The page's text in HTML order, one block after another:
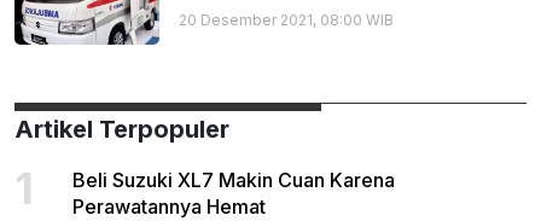
20 Desember 2021, 08:00 WIB
Artikel Terpopuler
1
Beli Suzuki XL7 Makin Cuan Karena
Perawatannya Hemat